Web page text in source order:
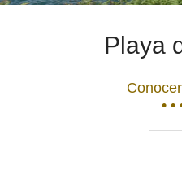
Playa
• •